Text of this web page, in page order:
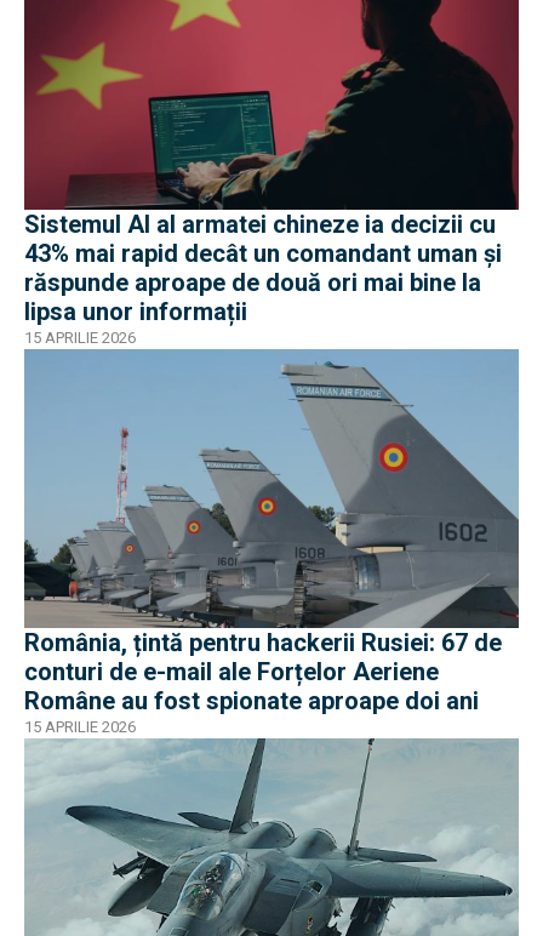
Sistemul AI al armatei chineze ia decizii cu
43% mai rapid decât un comandant uman și
răspunde aproape de două ori mai bine la
lipsa unor informații
15 APRILIE 2026
România, țintă pentru hackerii Rusiei: 67 de
conturi de e-mail ale Forțelor Aeriene
Române au fost spionate aproape doi ani
15 APRILIE 2026